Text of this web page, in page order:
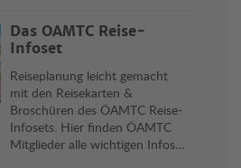
Das ÖAMTC Reise-
Infoset
Reiseplanung leicht gemacht
mit den Reisekarten &
Broschüren des ÖAMTC Reise-
Infosets. Hier finden ÖAMTC
Mitglieder alle wichtigen Infos